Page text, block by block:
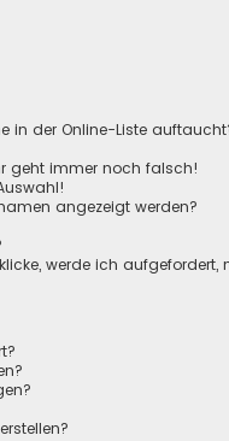
in der Online-Liste
geht immer noch falsch!
angezeigt werden?
werde ich aufgefordert,